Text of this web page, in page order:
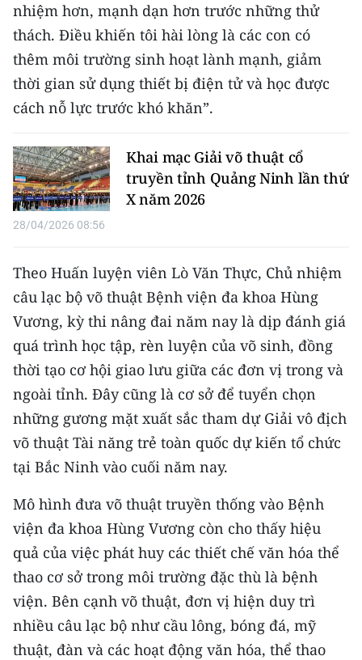
nhiệm hơn, mạnh dạn hơn trước những thử
thách. Điều khiến tôi hài lòng là các con có
thêm môi trường sinh hoạt lành mạnh, giảm
thời gian sử dụng thiết bị điện tử và học được
cách nỗ lực trước khó khăn”.
Khai mạc Giải võ thuật cổ
truyền tỉnh Quảng Ninh lần thứ
X năm 2026
28/04/2026 08:56
Theo Huấn luyện viên Lò Văn Thực, Chủ nhiệm
câu lạc bộ võ thuật Bệnh viện đa khoa Hùng
Vương, kỳ thi nâng đai năm nay là dịp đánh giá
quá trình học tập, rèn luyện của võ sinh, đồng
thời tạo cơ hội giao lưu giữa các đơn vị trong và
ngoài tỉnh. Đây cũng là cơ sở để tuyển chọn
những gương mặt xuất sắc tham dự Giải vô địch
võ thuật Tài năng trẻ toàn quốc dự kiến tổ chức
tại Bắc Ninh vào cuối năm nay.
Mô hình đưa võ thuật truyền thống vào Bệnh
viện đa khoa Hùng Vương còn cho thấy hiệu
quả của việc phát huy các thiết chế văn hóa thể
thao cơ sở trong môi trường đặc thù là bệnh
viện. Bên cạnh võ thuật, đơn vị hiện duy trì
nhiều câu lạc bộ như cầu lông, bóng đá, mỹ
thuật, đàn và các hoạt động văn hóa, thể thao